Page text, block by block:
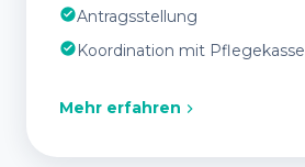
Antragsstellung
Koordination mit Pflegekasse
Mehr erfahren